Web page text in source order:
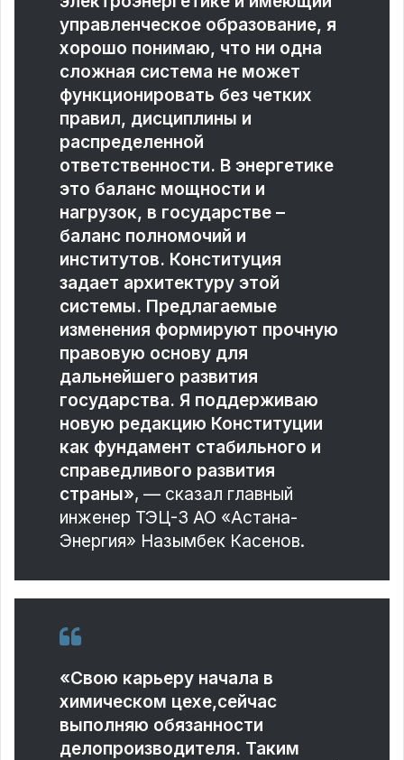
управленческое образование, я
хорошо понимаю, что ни одна
сложная система не может
функционировать без четких
правил, дисциплины и
распределенной
ответственности. В энергетике
это баланс мощности и
нагрузок, в государстве –
баланс полномочий и
институтов. Конституция
задает архитектуру этой
системы. Предлагаемые
изменения формируют прочную
правовую основу для
дальнейшего развития
государства. Я поддерживаю
новую редакцию Конституции
как фундамент стабильного и
справедливого развития
страны», — сказал главный
инженер ТЭЦ-3 АО «Астана-
Энергия» Назымбек Касенов.
«Свою карьеру начала в
химическом цехе,сейчас
выполняю обязанности
делопроизводителя. Таким